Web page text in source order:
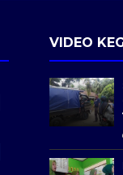
VIDEO